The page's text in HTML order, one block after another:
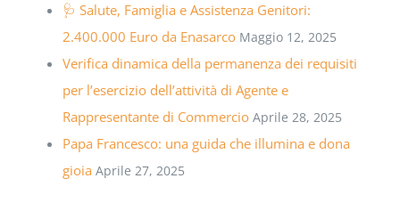
🩺 Salute, Famiglia e Assistenza Genitori:
2.400.000 Euro da Enasarco Maggio 12, 2025
Verifica dinamica della permanenza dei requisiti
per l’esercizio dell’attività di Agente e
Rappresentante di Commercio Aprile 28, 2025
Papa Francesco: una guida che illumina e dona
gioia Aprile 27, 2025